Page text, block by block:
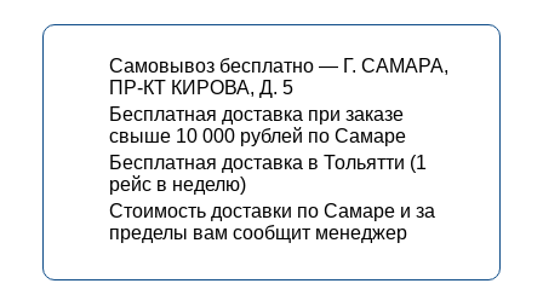
Самовывоз бесплатно — Г. САМАРА,
ПР-КТ КИРОВА, Д. 5
Бесплатная доставка при заказе
свыше 10 000 рублей по Самаре
Бесплатная доставка в Тольятти (1
рейс в неделю)
Стоимость доставки по Самаре и за
пределы вам сообщит менеджер